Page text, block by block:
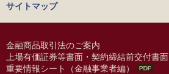
サイトマップ
金融商品取引法のご案内
上場有価証券等書面・契約締結前交付書面
重要情報シート（金融事業者編）